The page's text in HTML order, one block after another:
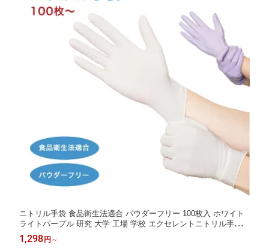
ニトリル手袋 食品衛生法適合 パウダーフリー 100枚入 ホワイト
ライトパープル 研究 大学 工場 学校 エクセレントニトリル手袋
使い捨て 白 SSS SS S M L 小さい サイズ 粉なし 食品 給食 調理
作業用 業務用 調理用 介護用 ゴム手袋 大掃除 日本メーカー製品
1,298 円 ～